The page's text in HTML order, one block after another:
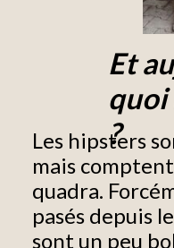
Et
quoi
?
Les hipsters
mais
quadra.
pasés depuis
sont un peu